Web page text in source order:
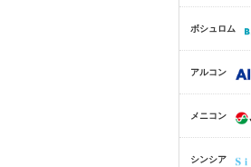
ボシュロム
アルコン
メニコン
シンシア